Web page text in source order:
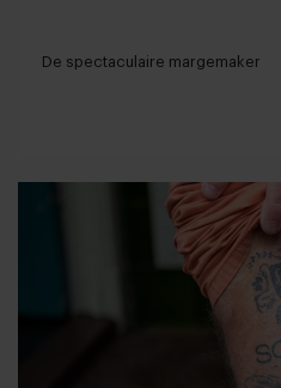
De spectaculaire margemaker